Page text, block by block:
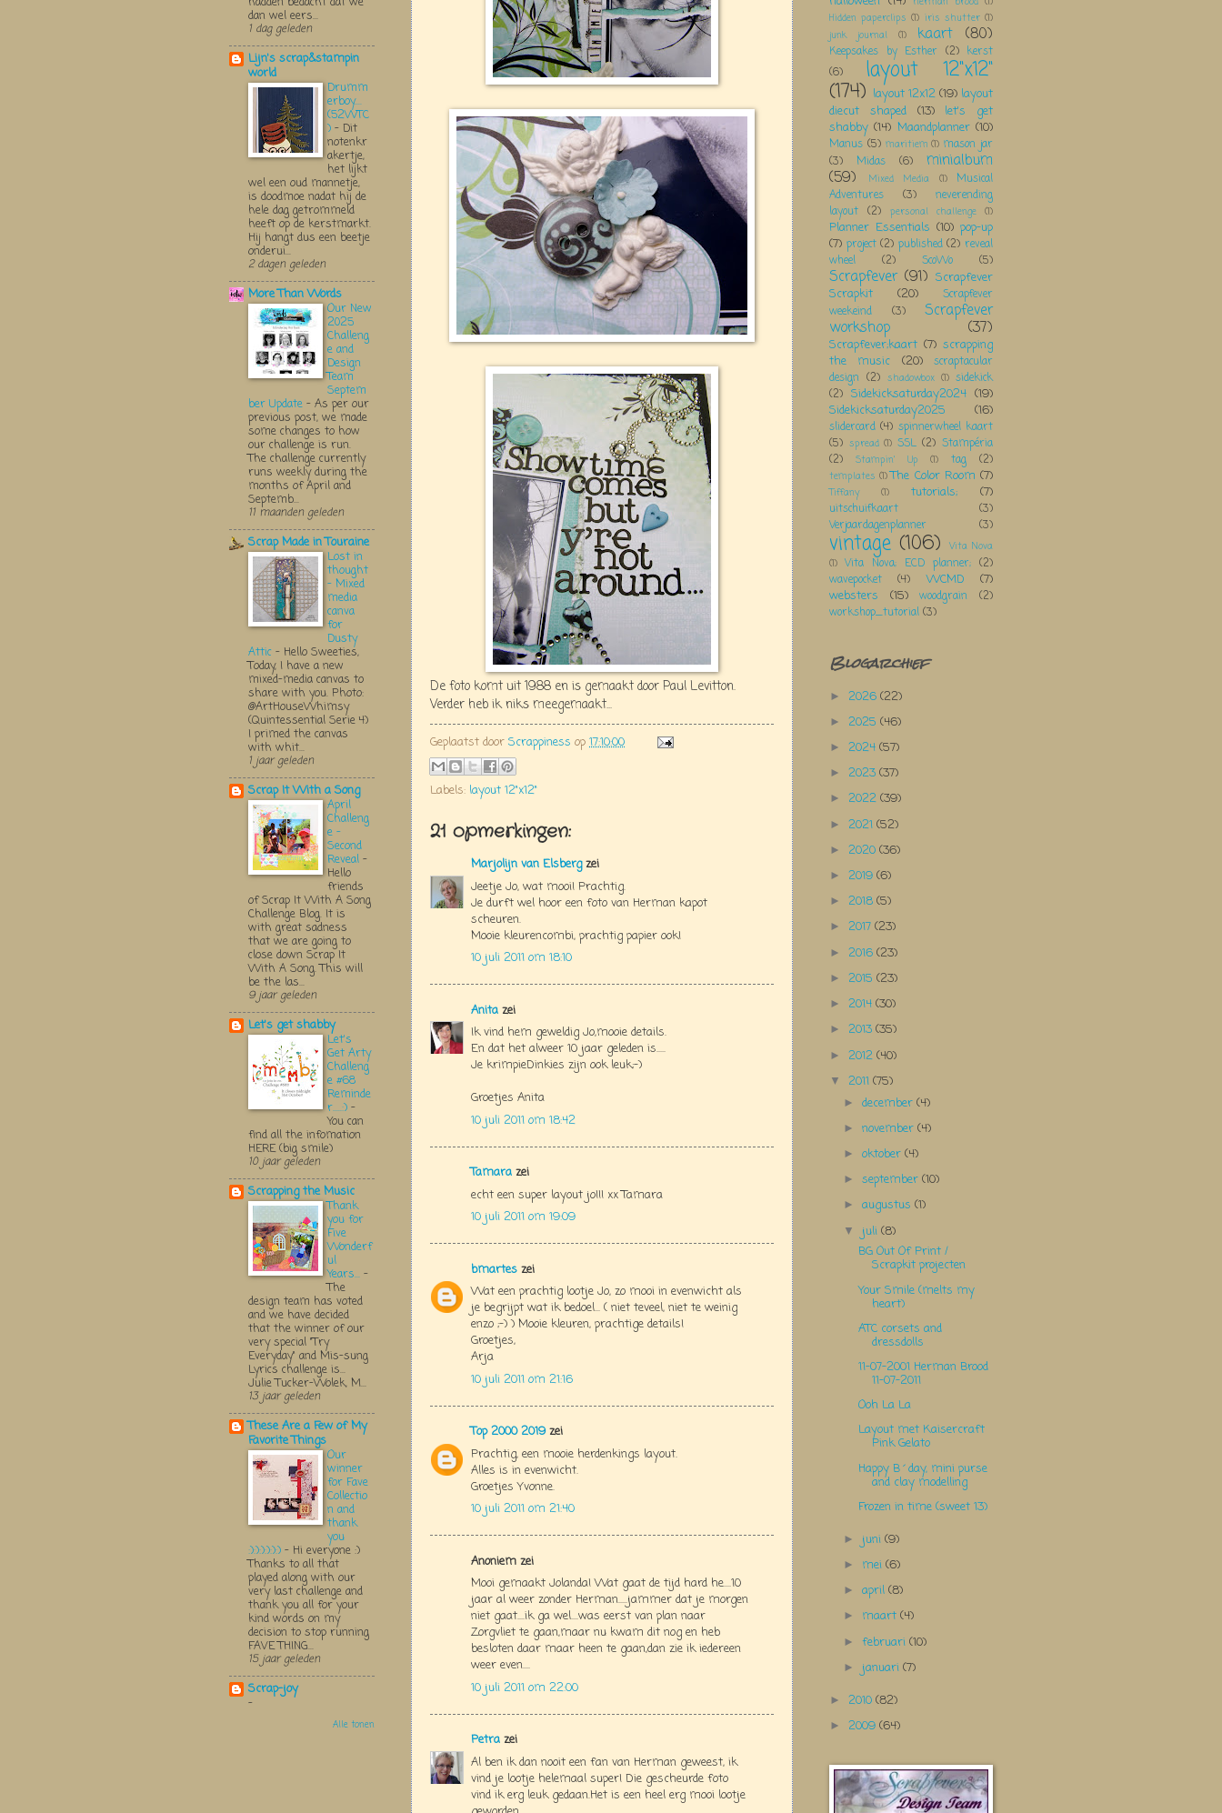
De foto komt uit 1988 en is gemaakt door Paul Levitton.
Verder heb ik niks meegemaakt...
Geplaatst door Scrappiness op 17:10:00
Labels: layout 12"x12"
21 opmerkingen:
Marjolijn van Elsbergzei
Jeetje Jo, wat mooi! Prachtig.
Je durft wel hoor een foto van Herman kapot
scheuren.
Mooie kleurencombi, prachtig papier ook!
10 juli 2011 om 18:10
Anita zei
Ik vind hem geweldig Jo,mooie details.
En dat het alweer 10 jaar geleden is.....
Je krimpieDinkies zijn ook leuk;-)
Groetjes Anita
10 juli 2011 om 18:42
Tamara zei
echt een super layout jo!!! xx Tamara
10 juli 2011 om 19:09
bmartes zei
Wat een prachtig lootje Jo, zo mooi in evenwicht als
je begrijpt wat ik bedoel... ( niet teveel, niet te weinig
enzo ;-) ) Mooie kleuren, prachtige details!
Groetjes,
Arja
10 juli 2011 om 21:16
Top 2000 2019zei
Prachtig, een mooie herdenkings layout.
Alles is in evenwicht.
Groetjes Yvonne.
10 juli 2011 om 21:40
Anoniem zei
Mooi gemaakt Jolanda! Wat gaat de tijd hard he....10
jaar al weer zonder Herman.....jammer dat je morgen
niet gaat....ik ga wel....was eerst van plan naar
Zorgvliet te gaan,maar nu kwam dit nog en heb
besloten daar maar heen te gaan,dan zie ik iedereen
weer even....
10 juli 2011 om 22:00
Petra zei
Al ben ik dan nooit een fan van Herman geweest, ik
vind je lootje helemaal super! Die gescheurde foto
vind ik erg leuk gedaan.Het is een heel erg mooi lootje
dan wel eers...
1 dag geleden
Lijn's scrap&stampin
world
Drumm
erboy....
(52WTC
) - Dit
notenkr
akertje,
het lijkt
wel een oud mannetje,
is doodmoe nadat hij de
hele dag getrommeld
heeft op de kerstmarkt.
Hij hangt dus een beetje
onderui...
2 dagen geleden
More Than Words
Our New
2025
Challeng
e and
Design
Team
Septem
ber Update - As per our
previous post, we made
some changes to how
our challenge is run.
The challenge currently
runs weekly during the
months of April and
Septemb...
11 maanden geleden
Scrap Made in Touraine
Lost in
thought
- Mixed
media
canva
for
Dusty
Attic - Hello Sweeties,
Today, I have a new
mixed-media canvas to
share with you. Photo:
@ArtHouseWhimsy
(Quintessential Serie 4)
I primed the canvas
with whit...
1 jaar geleden
Scrap It With a Song
April
Challeng
e -
Second
Reveal -
Hello
friends
of Scrap It With A Song
Challenge Blog. It is
with great sadness
that we are going to
close down Scrap It
With A Song. This will
be the las...
9 jaar geleden
Let's get shabby
Let's
Get Arty
Challeng
e #68
Reminde
r.....:) -
You can
find all the infomation
HERE (big smile)
10 jaar geleden
Scrapping the Music
Thank
you for
Five
Wonderf
ul
Years... -
The
design team has voted
and we have decided
that the winner of our
very special "Try
Everyday" and Mis-sung
Lyrics challenge is...
Julie Tucker-Wolek, M...
13 jaar geleden
These Are a Few of My
Favorite Things
Our
winner
for Fave
Collectio
n and
thank
you
:):):):):):) - Hi everyone :)
Thanks to all that
played along with our
very last challenge and
thank you all for your
kind words on my
decision to stop running
FAVE THING...
15 jaar geleden
Scrap-joy
-
Alle tonen
Hidden paperclips (1) iris shutter (1)
junk journal
(1) kaart (80)
Keepsakes by Esther (2) kerst
(6)
layout 12"x12"
(174) layout 12x12 (19) layout
diecut shaped
(13)
let's get
shabby (14) Maandplanner (10)
Manus (5) maritiem (1) mason jar
(3)
Midas (6) minialbum
(59) Mixed Media (1)
Musical
Adventures
(3)
neverending
layout (2) personal challenge (1)
Planner Essentials (10) pop-up
(7) project (2) published (2) reveal
wheel
(2) ScoWo (5)
Scrapfever (91) Scrapfever
Scrapkit
(20)
Scrapfever
weekeind
(3) Scrapfever
workshop (37)
Scrapfever;kaart (7) scrapping
the music
(20)
scraptacular
design (2) shadowbox (1) sidekick
(2) Sidekicksaturday2024 (19)
Sidekicksaturday2025
(16)
slidercard (4) spinnerwheel kaart
(5) spread (1) SSL (2) Stampéria
(2)
Stampin' Up (1) tag (2)
templates (1) The Color Room (7)
Tiffany (1) tutorials; (7)
uitschuifkaart
(3)
Verjaardagenplanner
(3)
vintage (106)
Vita Nova
(1) Vita Nova; ECD planner; (2)
wavepocket
(4) WCMD
(7)
websters
(15) woodgrain
(2)
workshop_tutorial (3)
Blogarchief
► 2026 (22)
► 2025 (46)
► 2024 (57)
► 2023 (37)
► 2022 (39)
► 2021 (52)
► 2020 (36)
► 2019 (6)
► 2018 (5)
► 2017 (23)
► 2016 (23)
► 2015 (23)
► 2014 (30)
► 2013 (35)
► 2012 (40)
▼ 2011 (75)
►december(4)
►november(4)
►oktober(4)
►september(10)
►augustus(1)
▼ juli(8)
BG Out Of Print /
Scrapkit projecten
Your Smile (melts my
heart)
ATC corsets and
dressdolls
11-07-2001 Herman Brood
11-07-2011
Ooh La La
Layout met Kaisercraft
Pink Gelato
Happy B´day, mini purse
and clay modelling
Frozen in time (sweet 13)
► juni(9)
► mei(6)
►april(8)
► maart(4)
►februari(10)
► januari(7)
► 2010 (82)
► 2009 (64)